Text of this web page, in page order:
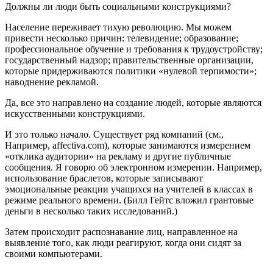
Должны ли люди быть социальными конструкциями?
Население переживает тихую революцию. Мы можем
привести несколько причин: телевидение; образование;
профессиональное обучение и требования к трудоустройству;
государственный надзор; правительственные организации,
которые придерживаются политики «нулевой терпимости»;
наводнение рекламой.
Да, все это направлено на создание людей, которые являются
искусственными конструкциями.
И это только начало. Существует ряд компаний (см.,
Например, affectiva.com), которые занимаются измерением
«отклика аудитории» на рекламу и другие публичные
сообщения. Я говорю об электронном измерении. Например,
использование браслетов, которые записывают
эмоциональные реакции учащихся на учителей в классах в
режиме реального времени. (Билл Гейтс вложил грантовые
деньги в несколько таких исследований.)
Затем происходит распознавание лиц, направленное на
выявление того, как люди реагируют, когда они сидят за
своими компьютерами.